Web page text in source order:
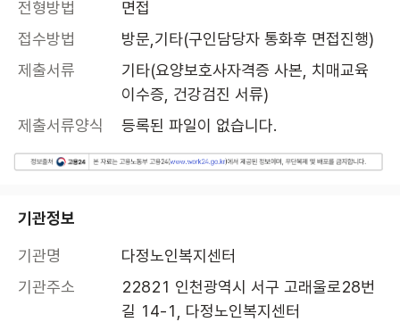
전형방법
면접
접수방법
방문,기타(구인담당자 통화후 면접진행)
제출서류
기타(요양보호사자격증 사본, 치매교육
이수증, 건강검진 서류)
제출서류양식
등록된 파일이 없습니다.
기관정보
기관명
다정노인복지센터
기관주소
22821 인천광역시 서구 고래울로28번
길 14-1, 다정노인복지센터